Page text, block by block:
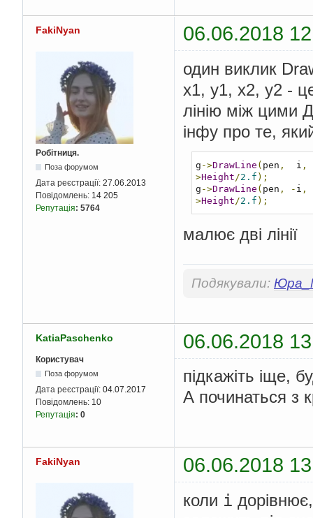
FakiNyan 06.06.2018
Робітниця.
Поза форумом
Дата реєстрації: 27.06.2013
Повідомлень: 14 205
Репутація: 5764
один виклик
x1, y1, x2, y2 -
лінію між цими
інфу про те,
g ->DrawLine ( pen ,
  i
,
>Height/2.f );
g ->DrawLine ( pen , - i ,
>Height/2.f );
малює дві лінії
Подякували:
KatiaPaschenko 06.06.2018
Користувач
Поза форумом
Дата реєстрації: 04.07.2017
Повідомлень: 10
Репутація: 0
підкажіть іще,
А починаться з
FakiNyan 06.06.2018
коли i